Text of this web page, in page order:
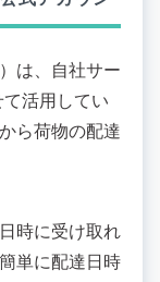
は、自社サー
活用してい
ら荷物の配達
時に受け取れ
単に配達日時